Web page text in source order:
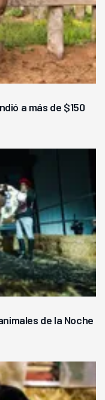
a más de $150
de la Noche